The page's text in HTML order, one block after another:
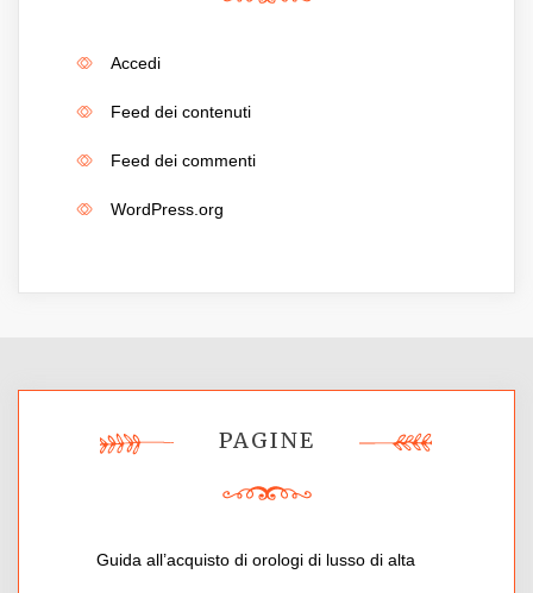
Accedi
Feed dei contenuti
Feed dei commenti
WordPress.org
PAGINE
Guida all’acquisto di orologi di lusso di alta